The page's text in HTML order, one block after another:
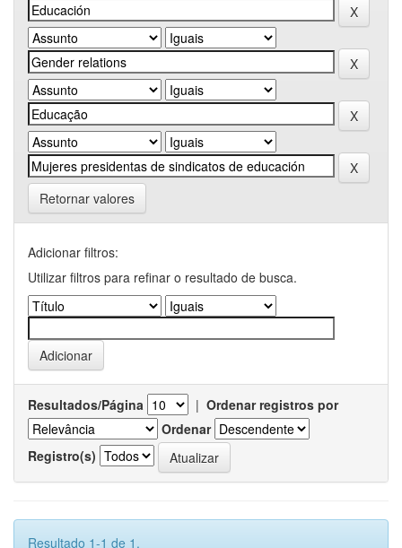
Retornar valores
Adicionar filtros:
Utilizar filtros para refinar o resultado de busca.
Resultados/Página | Ordenar registros por
Ordenar
Registro(s)
Resultado 1-1 de 1.